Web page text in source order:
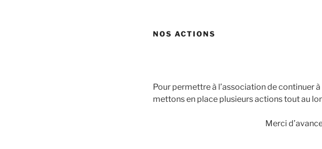
NOS ACTIONS
Pour permettre à l’association de continuer
mettons en place plusieurs actions tout au
Merci